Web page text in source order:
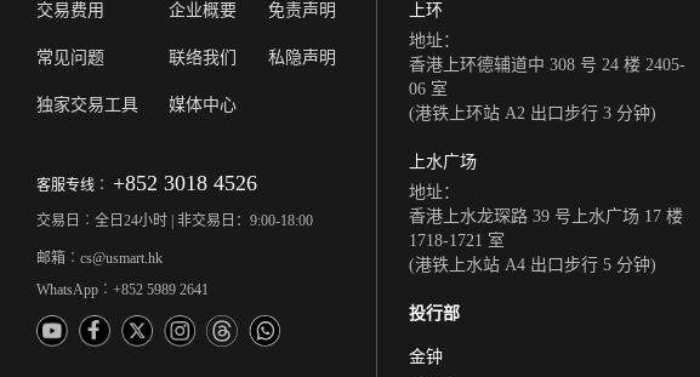
交易费用
常见问题
独家交易工具
企业概要
联络我们
媒体中心
免责声明
私隐声明
客服专线︰ +852 3018 4526
交易日︰全日24小时 | 非交易日：9:00-18:00
邮箱︰cs@usmart.hk
WhatsApp︰+852 5989 2641
上环
地址：
香港上环德辅道中 308 号 24 楼 2405-
06 室
(港铁上环站 A2 出口步行 3 分钟)
上水广场
地址：
香港上水龙琛路 39 号上水广场 17 楼
1718-1721 室
(港铁上水站 A4 出口步行 5 分钟)
投行部
金钟